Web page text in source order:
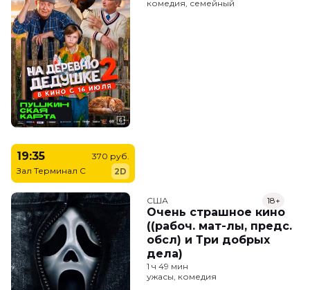
комедия, семейный
19:35
Зал Терминал C
370 руб.
2D
США
Очень страшное кино
((рабоч. мат-лы, предс.
обсл) и Три добрых
дела)
18+
1 ч 49 мин
ужасы, комедия